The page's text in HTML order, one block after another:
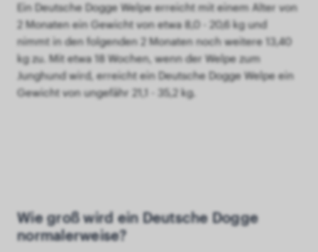
Ein Deutsche Dogge Welpe erreicht mit einem Alter von
2 Monaten ein Gewicht von etwa 8,0 - 20,6 kg und
nimmt in den folgenden 2 Monaten noch weitere 13,40
kg zu. Mit etwa 18 Wochen, wenn der Welpe zum
Junghund wird, erreicht ein Deutsche Dogge Welpe ein
Gewicht von ungefähr 21,1 - 35,2 kg.
Wie groß wird ein Deutsche Dogge
normalerweise?